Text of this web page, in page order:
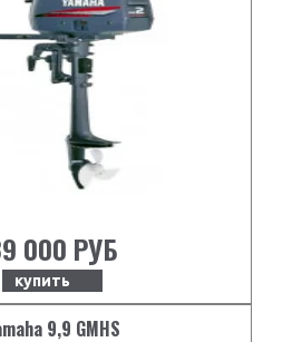
000 РУБ
купить
9,9 GMHS